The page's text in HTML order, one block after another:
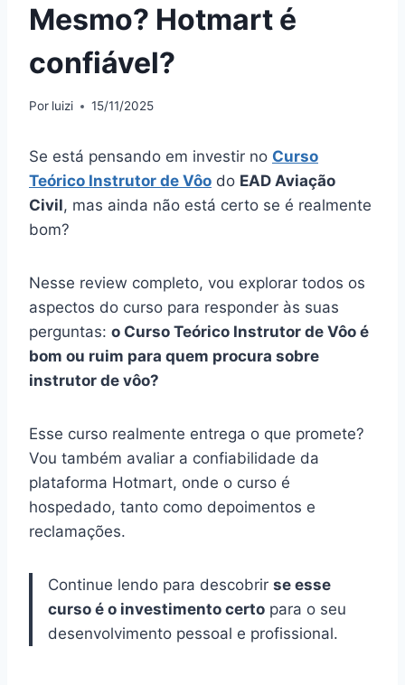
Mesmo? Hotmart é
confiável?
Por luizi 15/11/2025
Se está pensando em investir no Curso
Teórico Instrutor de Vôo do EAD Aviação
Civil, mas ainda não está certo se é realmente
bom?
Nesse review completo, vou explorar todos os
aspectos do curso para responder às suas
perguntas: o Curso Teórico Instrutor de Vôo é
bom ou ruim para quem procura sobre
instrutor de vôo?
Esse curso realmente entrega o que promete?
Vou também avaliar a confiabilidade da
plataforma Hotmart, onde o curso é
hospedado, tanto como depoimentos e
reclamações.
Continue lendo para descobrir se esse
curso é o investimento certo para o seu
desenvolvimento pessoal e profissional.